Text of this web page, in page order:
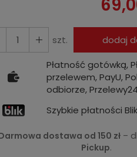
szt.
dodaj
Płatność gotówką,
przelewem, PayU,
odbiorze, Przelewy24
Szybkie płatności
dostawa od 150 zł –
Pickup.